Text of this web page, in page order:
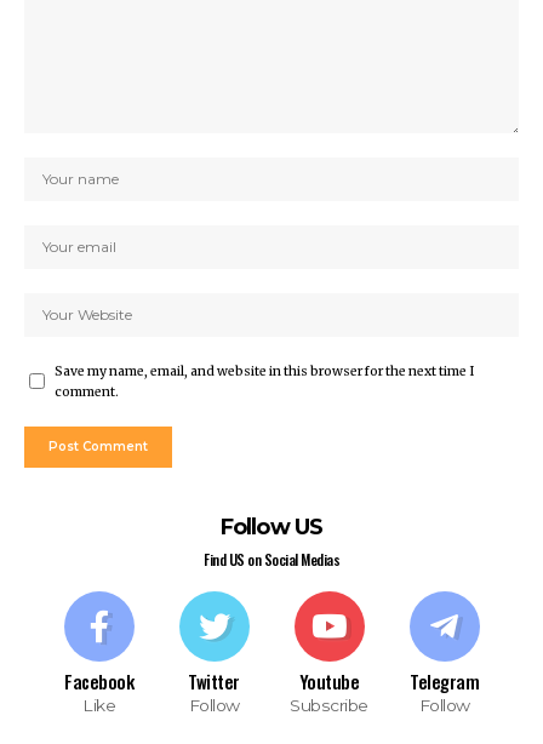
Save my name, email, and website in this browser for the next time I
comment.
Follow US
Find US on Social Medias
Facebook
Like
Twitter
Follow
Youtube
Subscribe
Telegram
Follow